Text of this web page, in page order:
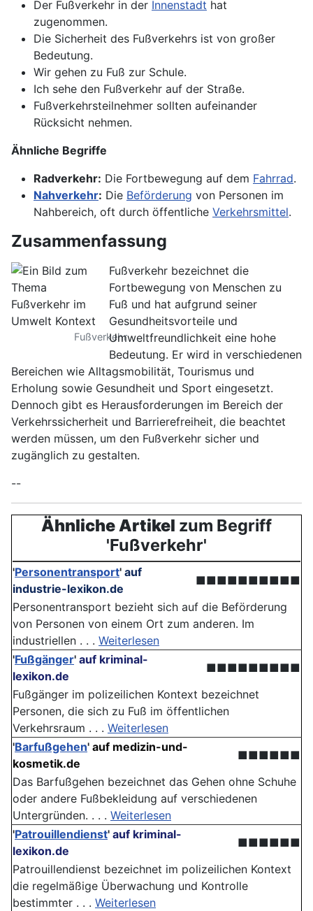
Der Fußverkehr in der Innenstadt hat
zugenommen.
Die Sicherheit des Fußverkehrs ist von großer
Bedeutung.
Wir gehen zu Fuß zur Schule.
Ich sehe den Fußverkehr auf der Straße.
Fußverkehrsteilnehmer sollten aufeinander
Rücksicht nehmen.
Ähnliche Begriffe
Radverkehr: Die Fortbewegung auf dem Fahrrad.
Nahverkehr: Die Beförderung von Personen im
Nahbereich, oft durch öffentliche Verkehrsmittel.
Zusammenfassung
Fußverkehr
Fußverkehr bezeichnet die
Fortbewegung von Menschen zu
Fuß und hat aufgrund seiner
Gesundheitsvorteile und
Umweltfreundlichkeit eine hohe
Bedeutung. Er wird in verschiedenen
Bereichen wie Alltagsmobilität, Tourismus und
Erholung sowie Gesundheit und Sport eingesetzt.
Dennoch gibt es Herausforderungen im Bereich der
Verkehrssicherheit und Barrierefreiheit, die beachtet
werden müssen, um den Fußverkehr sicher und
zugänglich zu gestalten.
--
Ähnliche Artikel zum Begriff
'Fußverkehr'
'Personentransport' auf
industrie-lexikon.de
■■■■■■■■■■
Personentransport bezieht sich auf die Beförderung
von Personen von einem Ort zum anderen. Im
industriellen . . . Weiterlesen
'Fußgänger' auf kriminal-
lexikon.de
■■■■■■■■■
Fußgänger im polizeilichen Kontext bezeichnet
Personen, die sich zu Fuß im öffentlichen
Verkehrsraum . . . Weiterlesen
'Barfußgehen' auf medizin-und-
kosmetik.de
■■■■■■
Das Barfußgehen bezeichnet das Gehen ohne Schuhe
oder andere Fußbekleidung auf verschiedenen
Untergründen. . . . Weiterlesen
'Patrouillendienst' auf kriminal-
lexikon.de
■■■■■■
Patrouillendienst bezeichnet im polizeilichen Kontext
die regelmäßige Überwachung und Kontrolle
bestimmter . . . Weiterlesen